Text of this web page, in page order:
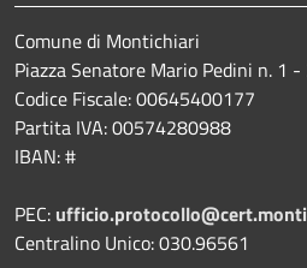
Comune di Montichiari
Piazza Senatore Mario Pedini n. 1
Codice Fiscale: 00645400177
Partita IVA: 00574280988
IBAN: #
PEC:
Centralino Unico: 030.96561